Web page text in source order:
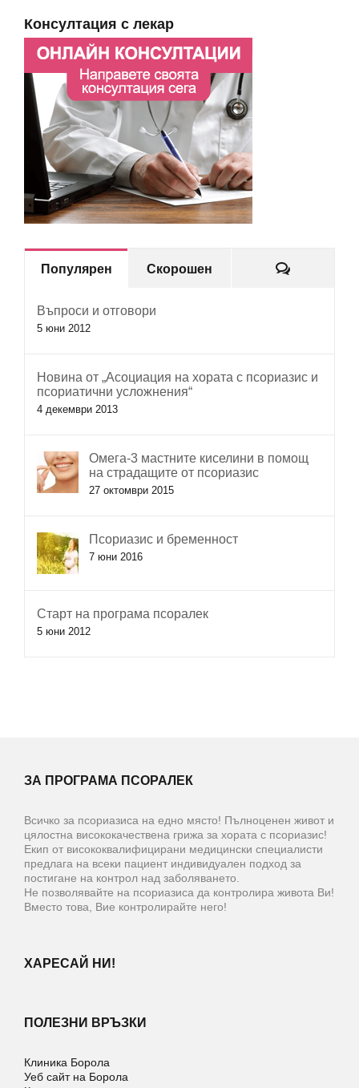
Консултация с лекар
Популярен Скорошен Коментари
Въпроси и отговори
5 юни 2012
Новина от „Асоциация на хората с псориазис и
псориатични усложнения“
4 декември 2013
Омега-3 мастните киселини в помощ
на страдащите от псориазис
27 октомври 2015
Псориазис и бременност
7 юни 2016
Старт на програма псоралек
5 юни 2012
ЗА ПРОГРАМА ПСОРАЛЕК
Всичко за псориазиса на едно място! Пълноценен живот и
цялостна висококачествена грижа за хората с псориазис!
Екип от висококвалифицирани медицински специалисти
предлага на всеки пациент индивидуален подход за
постигане на контрол над заболяването.
Не позволявайте на псориазиса да контролира живота Ви!
Вместо това, Вие контролирайте него!
ХАРЕСАЙ НИ!
ПОЛЕЗНИ ВРЪЗКИ
Клиника Борола
Уеб сайт на Борола